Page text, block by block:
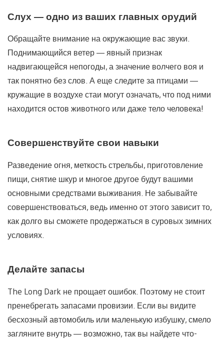
Слух — одно из ваших главных орудий
Обращайте внимание на окружающие вас звуки.
Поднимающийся ветер — явный признак
надвигающейся непогоды, а значение волчего воя и
так понятно без слов. А еще cледите за птицами —
кружащие в воздухе стаи могут означать, что под ними
находится остов животного или даже тело человека!
Совершенствуйте свои навыки
Разведение огня, меткость стрельбы, приготовление
пищи, снятие шкур и многое другое будут вашими
основными средствами выживания. Не забывайте
совершенствоваться, ведь именно от этого зависит то,
как долго вы сможете продержаться в суровых зимних
условиях.
Делайте запасы
The Long Dark не прощает ошибок. Поэтому не стоит
пренебрегать запасами провизии. Если вы видите
бесхозный автомобиль или маленькую избушку, смело
загляните внутрь — возможно, так вы найдете что-